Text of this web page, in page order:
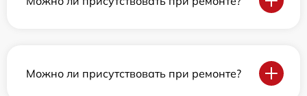
Можно ли присутствовать при ремонте?